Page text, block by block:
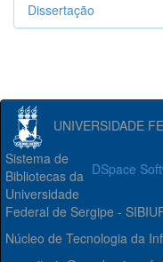
Dissertação
UNIVERSIDADE
DSpace
Sistema de
Bibliotecas da
Universidade
Federal de Sergipe -
Núcleo de Tecnologia da